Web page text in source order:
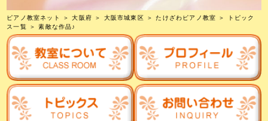
ピアノ教室ネット ＞大阪府 ＞ 大阪市城東区 ＞たけざわピアノ教室 ＞
トピック
ス一覧 ＞ 素敵な作品♪